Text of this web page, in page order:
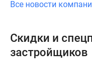
Все новости
Скидки и
застройщиков